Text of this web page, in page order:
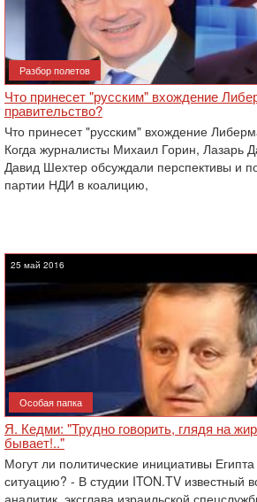
Разбор полетов
Что принесет "русским" вхождение
правительство?
Что принесет "русским" вхождение
Когда журналисты Михаил Горин, Лазарь
Давид Шехтер обсуждали перспективы и
партии НДИ в коалицию,
25 май 2016
Особая папка
Я. Кедми: "Трудно говорить, глядя на
бывает!.."
Могут ли политические инициативы
ситуацию? - В студии ITON.TV известный
аналитик, эксглава израильской